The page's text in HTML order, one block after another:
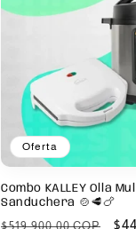
Oferta
Combo KALLEY Olla
Sanduchera 🍲🥩🍗
Precio
$519.900,00 COP